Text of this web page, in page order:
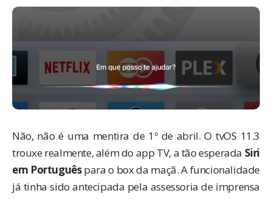
Não, não é uma mentira de 1º de abril. O tvOS 11.3
trouxe realmente,além do app TV, a tão esperada Siri
em Portuguêspara o box da maçã. A funcionalidade
já tinha sidoantecipada pela assessoria de imprensa